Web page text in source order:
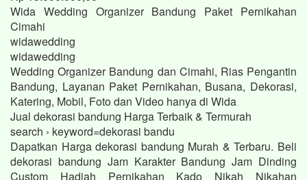
Wida Wedding Organizer Bandung Paket Pernikahan
Cimahi
widawedding
widawedding
Wedding Organizer Bandung dan Cimahi, Rias Pengantin
Bandung, Layanan Paket Pernikahan, Busana, Dekorasi,
Katering, Mobil, Foto dan Video hanya di Wida
Jual dekorasi bandung Harga Terbaik & Termurah
search › keyword=dekorasi bandu
Dapatkan Harga dekorasi bandung Murah & Terbaru. Beli
dekorasi bandung Jam Karakter Bandung Jam Dinding
Custom Hadiah Pernikahan Kado Nikah Nikahan